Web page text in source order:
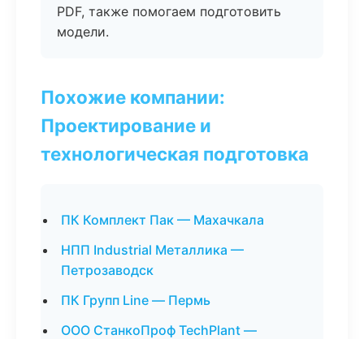
PDF, также помогаем подготовить
модели.
Похожие компании:
Проектирование и
технологическая подготовка
ПК Комплект Пак — Махачкала
НПП Industrial Металлика —
Петрозаводск
ПК Групп Line — Пермь
ООО СтанкоПроф TechPlant —